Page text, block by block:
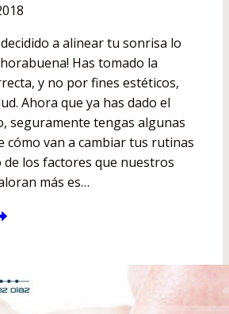
a alinear tu sonrisa lo
Has tomado la
y no por fines estéticos,
Ahora que ya has dado el
seguramente tengas algunas
cómo van a cambiar tus rutinas
de los factores que nuestros
más es…